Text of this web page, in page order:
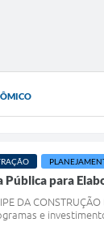
Pública para
DA
e